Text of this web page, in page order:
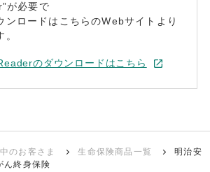
が必要で
ンロードはこちらのWebサイトより
のダウンロードはこちら
のお客さま 生命保険商品一覧
明治安
ん終身保険